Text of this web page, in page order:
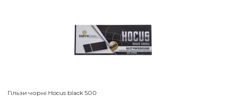
Гільзи чорні Hocus black 500